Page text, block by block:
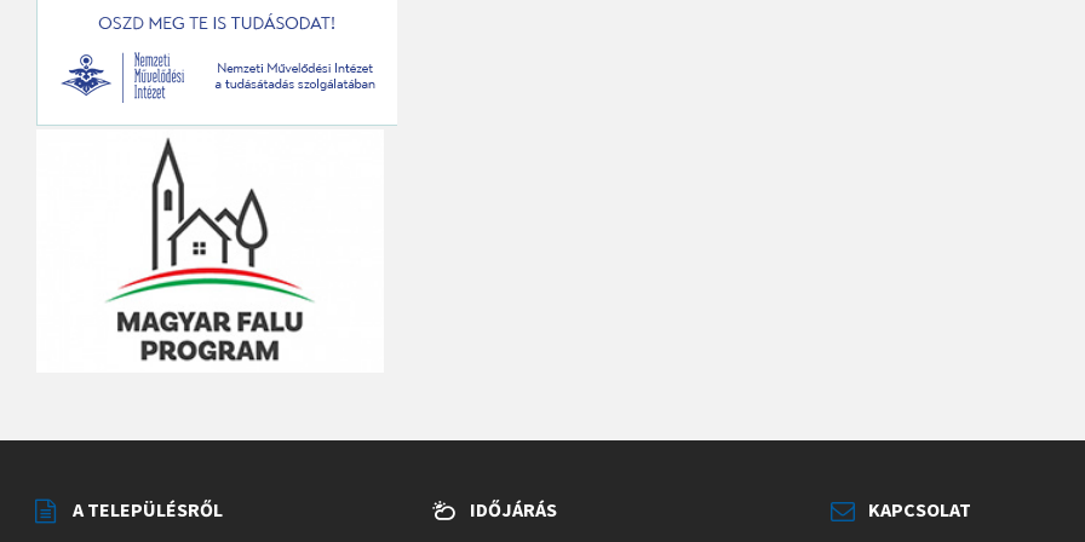
A TELEPÜLÉSRŐL IDŐJÁRÁS KAPCSOLAT